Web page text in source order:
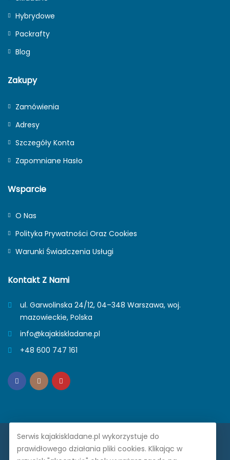
Hybrydowe
Packrafty
Blog
Zakupy
Zamówienia
Adresy
Szczegóły Konta
Zapomniane Hasło
Wsparcie
O Nas
Polityka Prywatności Oraz Cookies
Warunki Świadczenia Usługi
Kontakt Z Nami
ul. Garwolinska 24/12, 04–348 Warszawa, woj.
mazowieckie, Polska
info@kajakiskladane.pl
+48 600 747 161
Prime Trade Poland. © 2026. Wszelkie prawa zastrzeżone.
Serwis kajakiskladane.pl wykorzystuje do
prawidłowego działania pliki cookies. Klikając w